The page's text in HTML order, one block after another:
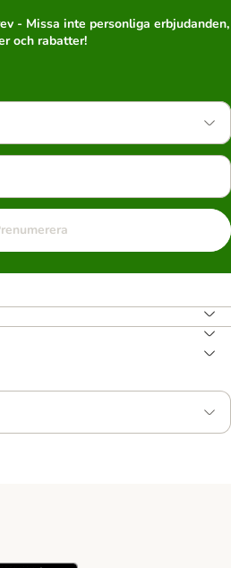
- Missa inte personliga erbjudanden,
och rabatter!